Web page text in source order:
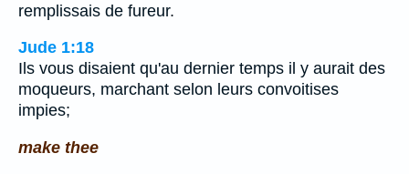
remplissais de fureur.
Jude 1:18
Ils vous disaient qu'au dernier temps il y aurait des
moqueurs, marchant selon leurs convoitises
impies;
make thee